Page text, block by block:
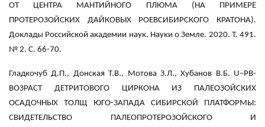
ОТ ЦЕНТРА МАНТИЙНОГО ПЛЮМА (НА ПРИМЕРЕ
ПРОТЕРОЗОЙСКИХ ДАЙКОВЫХ РОЕВСИБИРСКОГО КРАТОНА).
Доклады Российской академии наук. Науки о Земле. 2020. Т. 491.
№ 2. С. 66-70.
Гладкочуб Д.П., Донская Т.В., Мотова З.Л., Хубанов В.Б. U–PB-
ВОЗРАСТ ДЕТРИТОВОГО ЦИРКОНА ИЗ ПАЛЕОЗОЙСКИХ
ОСАДОЧНЫХ ТОЛЩ ЮГО-ЗАПАДА СИБИРСКОЙ ПЛАТФОРМЫ:
СВИДЕТЕЛЬСТВО ПАЛЕОПРОТЕРОЗОЙСКОГО И